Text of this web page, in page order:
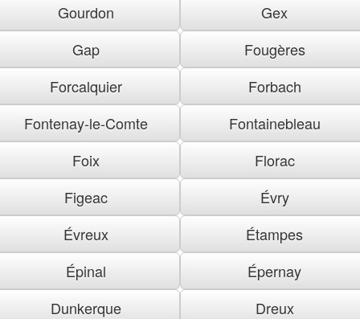
Gourdon
Gex
Gap
Fougères
Forcalquier
Forbach
Fontenay-le-Comte
Fontainebleau
Foix
Florac
Figeac
Évry
Évreux
Étampes
Épinal
Épernay
Dunkerque
Dreux